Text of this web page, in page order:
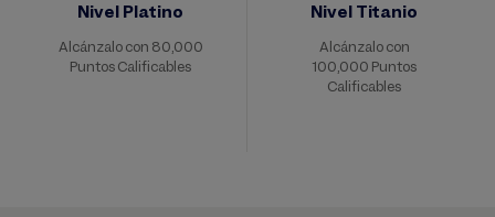
Nivel Platino
Alcánzalo con 80,000
Puntos Calificables
Nivel Titanio
Alcánzalo con
100,000 Puntos
Calificables